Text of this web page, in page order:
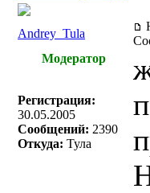
Andrey_Tula
Модератор
Регистрация:
30.05.2005
Сообщений: 2390
Откуда: Тула